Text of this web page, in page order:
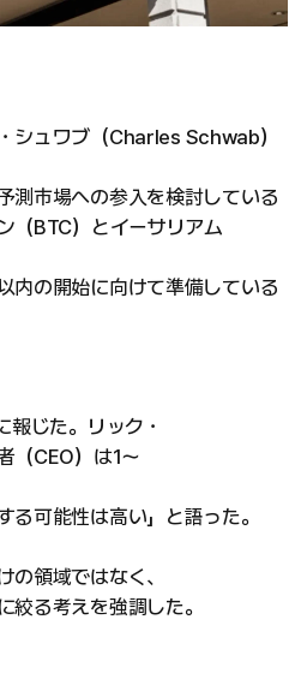
シュワブ（Charles Schwab）
測市場への参入を検討している
（BTC）とイーサリアム
内の開始に向けて準備している
じた。リック・
（CEO）は1〜
る可能性は高い」と語った。
の領域ではなく、
絞る考えを強調した。